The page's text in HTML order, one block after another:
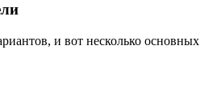
и вот несколько основных